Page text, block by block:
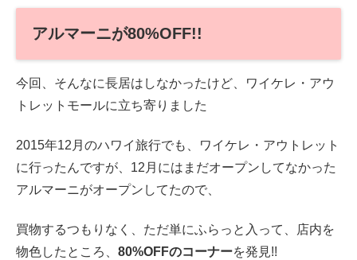
アルマーニが80%OFF!!
今回、そんなに長居はしなかったけど、ワイケレ・アウ
トレットモールに立ち寄りました
2015年12月のハワイ旅行でも、ワイケレ・アウトレット
に行ったんですが、12月にはまだオープンしてなかった
アルマーニがオープンしてたので、
買物するつもりなく、ただ単にふらっと入って、店内を
物色したところ、 80%OFFのコーナーを発見!!